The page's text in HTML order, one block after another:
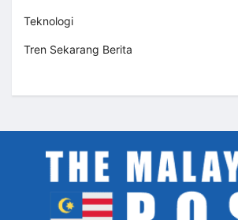
Teknologi
Tren Sekarang Berita